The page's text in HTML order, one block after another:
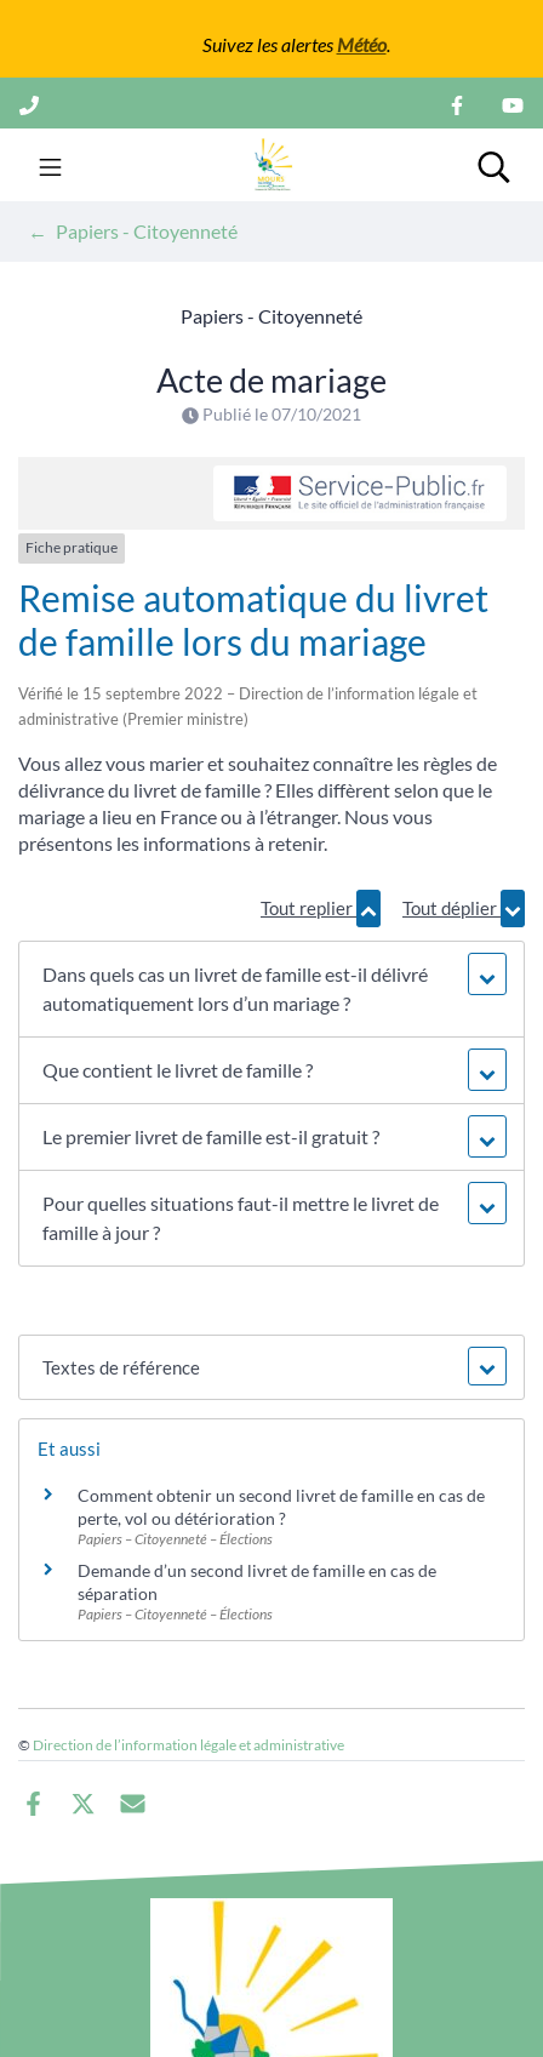
Suivez les alertes Météo.
Aller
au
contenu
Mairie de Mours
Papiers - Citoyenneté
Papiers - Citoyenneté
Acte de mariage
Publié le07/10/2021
Fiche pratique
Remise automatique du livret
de famille lors du mariage
Vérifié le 15 septembre 2022 – Direction de l’information légale et
administrative (Premier ministre)
Vous allez vous marier et souhaitez connaître les règles de
délivrance du livret de famille ? Elles diffèrent selon que le
mariage a lieu en France ou à l’étranger. Nous vous
présentons les informations à retenir.
Tout replier Tout déplier
Dans quels cas un livret de famille est-il délivré
automatiquement lors d’un mariage ?
Que contient le livret de famille ?
Le premier livret de famille est-il gratuit ?
Pour quelles situations faut-il mettre le livret de
famille à jour ?
Textes de référence
Et aussi
Comment obtenir un second livret de famille en cas de
perte, vol ou détérioration ?
Papiers – Citoyenneté – Élections
Demande d’un second livret de famille en cas de
séparation
Papiers – Citoyenneté – Élections
© Direction de l’information légale et administrative